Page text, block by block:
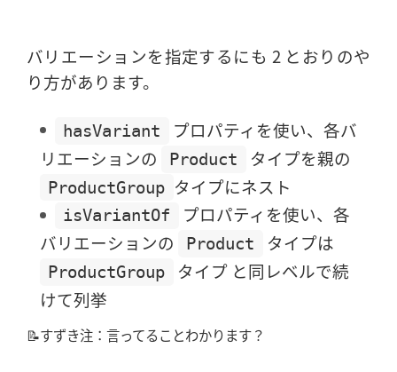
バリエーションを指定するにも 2 とおりのや
り方があります。
hasVariant
プロパティを使い、各バ
リエーションの
Product タイプを親の
ProductGroup タイプにネスト
isVariantOf
プロパティを使い、各
バリエーションの
Product タイプは
ProductGroup
タイプ と同レベルで続
けて列挙
📝すずき注：言ってることわかります？